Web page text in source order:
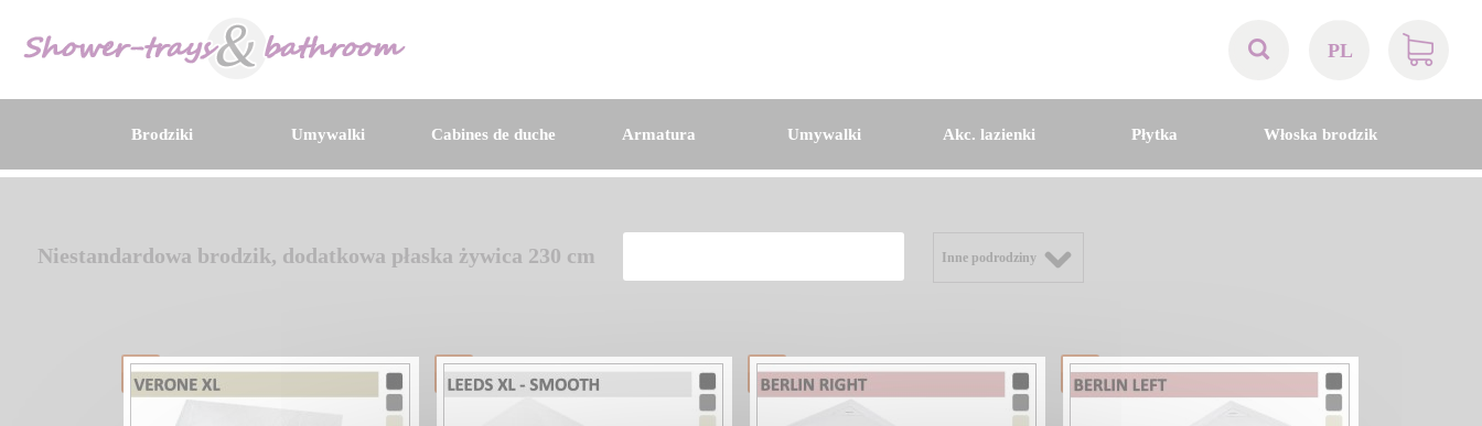
PL
BE
DK
EN
Brodziki Umywalki Cabines de duche Armatura Umywalki Akc. lazienki Płytka Włoska brodzik
Niestandardowa brodzik, dodatkowa płaska żywica 230 cm Inne podrodziny